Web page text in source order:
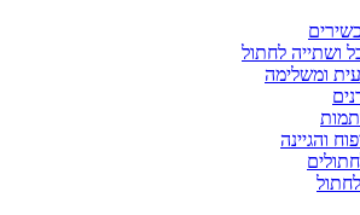
ושתייה לחתול
ומשלימה
והגיינה
לחתול